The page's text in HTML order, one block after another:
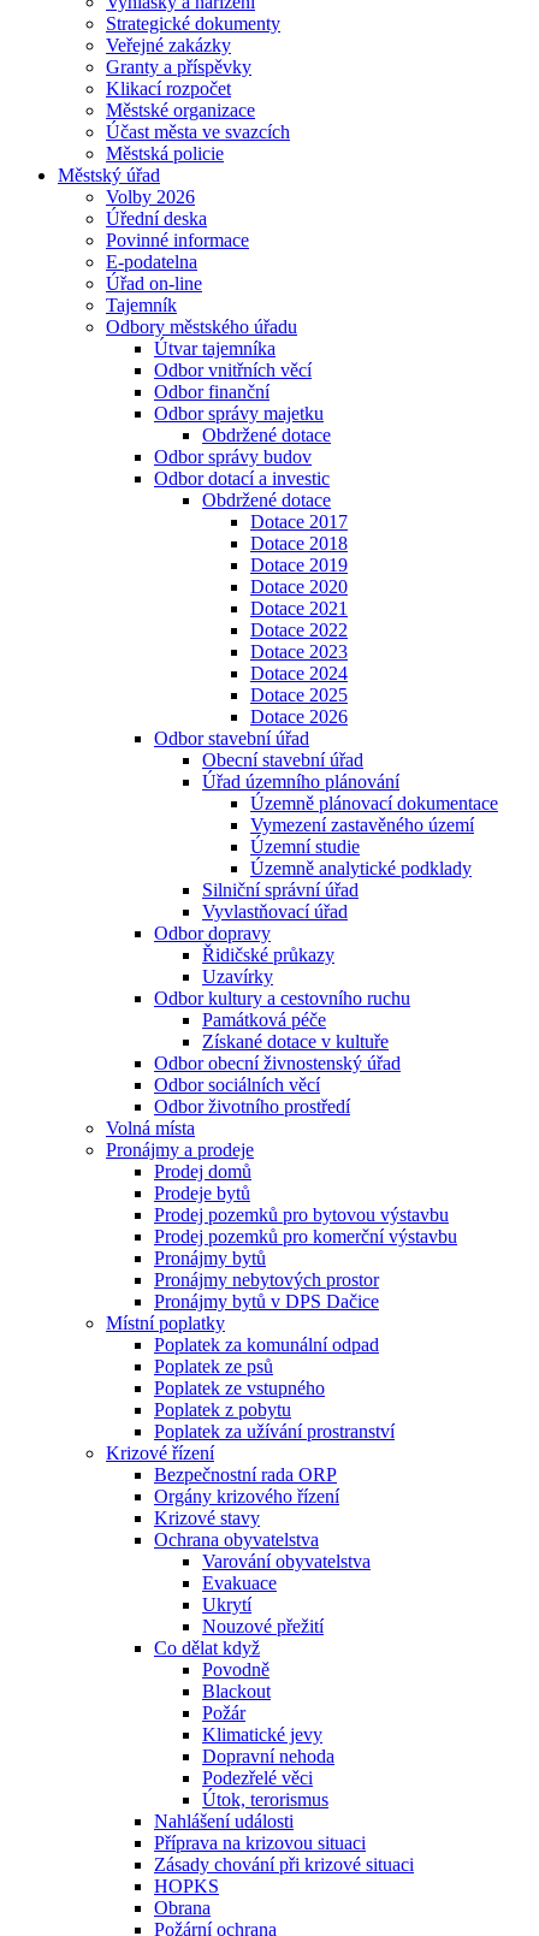
Strategické dokumenty
Veřejné zakázky
Granty a příspěvky
Klikací rozpočet
Městské organizace
Účast města ve svazcích
Městská policie
Městský úřad
Volby 2026
Úřední deska
Povinné informace
E-podatelna
Úřad on-line
Tajemník
Odbory městského úřadu
Útvar tajemníka
Odbor vnitřních věcí
Odbor finanční
Odbor správy majetku
Obdržené dotace
Odbor správy budov
Odbor dotací a investic
Obdržené dotace
Dotace 2017
Dotace 2018
Dotace 2019
Dotace 2020
Dotace 2021
Dotace 2022
Dotace 2023
Dotace 2024
Dotace 2025
Dotace 2026
Odbor stavební úřad
Obecní stavební úřad
Úřad územního plánování
Územně plánovací dokumentace
Vymezení zastavěného území
Územní studie
Územně analytické podklady
Silniční správní úřad
Vyvlastňovací úřad
Odbor dopravy
Řidičské průkazy
Uzavírky
Odbor kultury a cestovního ruchu
Památková péče
Získané dotace v kultuře
Odbor obecní živnostenský úřad
Odbor sociálních věcí
Odbor životního prostředí
Volná místa
Pronájmy a prodeje
Prodej domů
Prodeje bytů
Prodej pozemků pro bytovou výstavbu
Prodej pozemků pro komerční výstavbu
Pronájmy bytů
Pronájmy nebytových prostor
Pronájmy bytů v DPS Dačice
Místní poplatky
Poplatek za komunální odpad
Poplatek ze psů
Poplatek ze vstupného
Poplatek z pobytu
Poplatek za užívání prostranství
Krizové řízení
Bezpečnostní rada ORP
Orgány krizového řízení
Krizové stavy
Ochrana obyvatelstva
Varování obyvatelstva
Evakuace
Ukrytí
Nouzové přežití
Co dělat když
Povodně
Blackout
Požár
Klimatické jevy
Dopravní nehoda
Podezřelé věci
Útok, terorismus
Nahlášení události
Příprava na krizovou situaci
Zásady chování při krizové situaci
HOPKS
Obrana
Požární ochrana